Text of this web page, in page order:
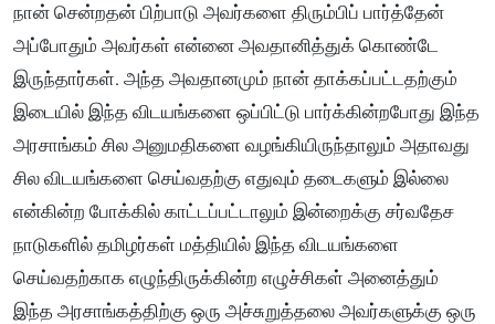
நான் சென்றதன் பிற்பாடு அவர்களை திரும்பிப் பார்த்தேன்
அப்போதும் அவர்கள் என்னை அவதானித்துக் கொண்டே
இருந்தார்கள். அந்த அவதானமும் நான் தாக்கப்பட்டதற்கும்
இடையில் இந்த விடயங்களை ஒப்பிட்டு பார்க்கின்றபோது இந்த
அரசாங்கம் சில அனுமதிகளை வழங்கியிருந்தாலும் அதாவது
சில விடயங்களை செய்வதற்கு எதுவும் தடைகளும் இல்லை
என்கின்ற போக்கில் காட்டப்பட்டாலும் இன்றைக்கு சர்வதேச
நாடுகளில் தமிழர்கள் மத்தியில் இந்த விடயங்களை
செய்வதற்காக எழுந்திருக்கின்ற எழுச்சிகள் அனைத்தும்
இந்த அரசாங்கத்திற்கு ஒரு அச்சுறுத்தலை அவர்களுக்கு ஒரு